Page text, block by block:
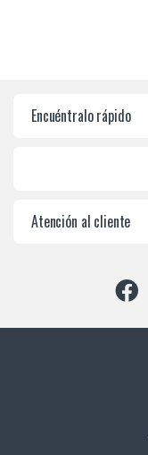
Encuéntralo rápido
Atención al cliente